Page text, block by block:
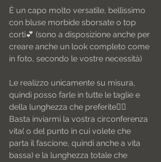
È un capo molto versatile, bellissimo
con bluse morbide sborsate o top
corti💕 (sono a disposizione anche per
creare anche un look completo come
in foto, secondo le vostre necessità)
Le realizzo unicamente su misura,
quindi posso farle in tutte le taglie e
della lunghezza che preferite👌🏻
Basta inviarmi la vostra circonferenza
vita( o del punto in cui volete che
parta il fascione, quindi anche a vita
bassa) e la lunghezza totale che